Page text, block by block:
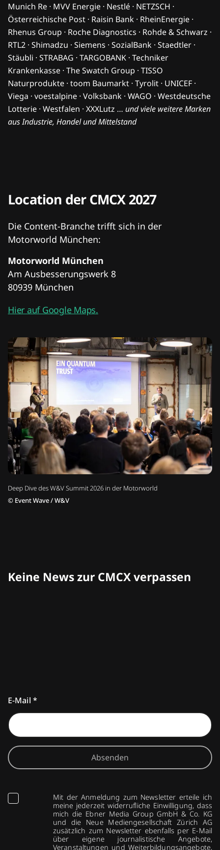
Munich Re · MVV Energie · Nestlé · NETZSCH ·
Österreichische Post · Raisin Bank · RheinEnergie ·
Rhenus Group · Roche Diagnostics · Rohde & Schwarz ·
RTL2 · Shimadzu · Siemens · SozialBank · Staedtler ·
Stäubli · STRABAG · TARGOBANK · Techniker
Krankenkasse · The Swatch Group · TISSO
Naturprodukte · toom Baumarkt · Tyrolit · UNICEF ·
Viega · voestalpine · Volksbank · WAGO · Westdeutsche
Lotterie · Westfalen · XXXLutz … und viele weitere Marken
aus Industrie, Handel und Mittelstand
Deep Dive des W&V Summit 2026 in der Motorworld
© Event Wave / W&V
Location der CMCX 2027
Die Content-Branche trifft sich in der
Motorworld München:
Motorworld München
Am Ausbesserungswerk 8
80939 München
Hier auf Google Maps.
Keine News zur CMCX verpassen
E-Mail *
Absenden
Mit der Anmeldung zum Newsletter erteile ich
meine jederzeit widerrufliche Einwilligung, dass
mich die Ebner Media Group GmbH & Co. KG
und die Neue Mediengesellschaft Zürich AG
zusätzlich zum Newsletter ebenfalls per E-Mail
über eigene journalistische Angebote,
Veranstaltungen und Weiterbildungsangebote,